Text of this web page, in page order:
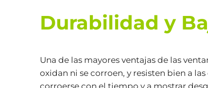
Durabilidad y
Una de las mayores ventajas de las
oxidan ni se corroen, y resisten bien a
corroerse con el tiempo y a mostrar